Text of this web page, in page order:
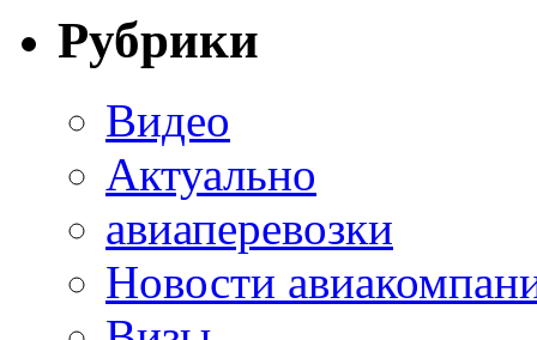
Рубрики
Видео
Актуально
авиаперевозки
Новости